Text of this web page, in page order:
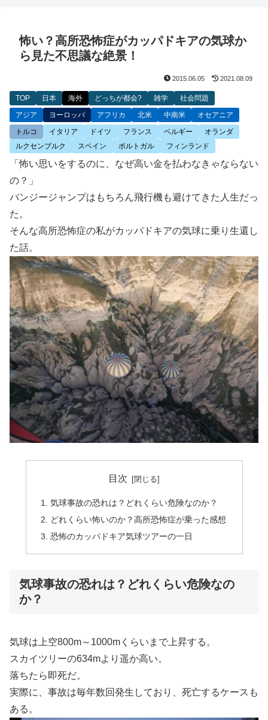
怖い？高所恐怖症がカッパドキアの気球か
ら見た不思議な絶景！
2015.06.05 2021.08.09
TOP 日本 海外 どっちが都会? 雑学 社会問題
アジア ヨーロッパ アフリカ 北米 中南米 オセアニア
トルコ イタリア ドイツ フランス ベルギー
オランダ
ルクセンブルク
スペイン ポルトガル フィンランド
「怖い思いをするのに、なぜ高い金を払わなきゃならない
の？」
バンジージャンプはもちろん飛行機も避けてきた人生だっ
た。
そんな高所恐怖症の私がカッパドキアの気球に乗り生還し
た話。
目次
気球事故の恐れは？どれくらい危険なのか？
どれくらい怖いのか？高所恐怖症が乗った感想
恐怖のカッパドキア気球ツアーの一日
気球事故の恐れは？どれくらい危険なの
か？
気球は上空800m～1000mくらいまで上昇する。
スカイツリーの634mより遥か高い。
落ちたら即死だ。
実際に、事故は毎年数回発生しており、死亡するケースも
ある。